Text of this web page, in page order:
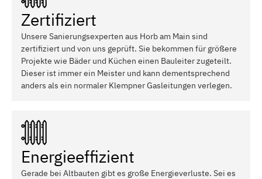
Zertifiziert
Unsere Sanierungsexperten aus Horb am Main sind
zertifiziert und von uns geprüft. Sie bekommen für größere
Projekte wie Bäder und Küchen einen Bauleiter zugeteilt.
Dieser ist immer ein Meister und kann dementsprechend
anders als ein normaler Klempner Gasleitungen verlegen.
Energieeffizient
Gerade bei Altbauten gibt es große Energieverluste. Sei es